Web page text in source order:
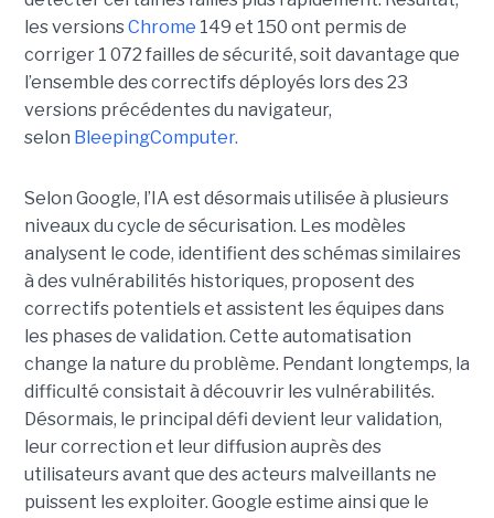
les versionsChrome 149 et 150 ont permis de
corriger 1 072 failles de sécurité, soit davantage que
l’ensemble des correctifs déployés lors des 23
versions précédentes du navigateur,
selon BleepingComputer.
Selon Google, l’IA est désormais utilisée à plusieurs
niveaux du cycle de sécurisation. Les modèles
analysent le code, identifient des schémas similaires
à des vulnérabilités historiques, proposent des
correctifs potentiels et assistent les équipes dans
les phases de validation. Cette automatisation
change la nature du problème. Pendant longtemps, la
difficulté consistait à découvrir les vulnérabilités.
Désormais, le principal défi devient leur validation,
leur correction et leur diffusion auprès des
utilisateurs avant que des acteurs malveillants ne
puissent les exploiter. Google estime ainsi que le